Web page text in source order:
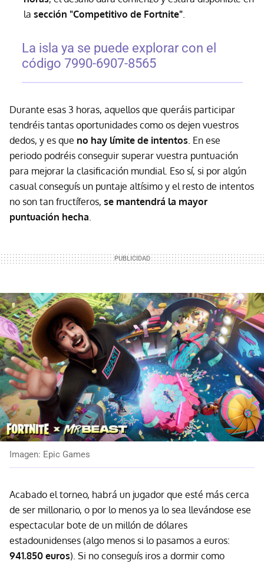
la sección "Competitivo de Fortnite"
La isla ya se puede explorar con el
código 7990-6907-8565
Durante esas 3 horas, aquellos que queráis participar
tendréis tantas oportunidades como os dejen vuestros
dedos, y es que no hay límite de intentos . En ese
periodo podréis conseguir superar vuestra puntuación
para mejorar la clasificación mundial. Eso sí, si por algún
casual conseguís un puntaje altísimo y el resto de intentos
no son tan fructíferos, se mantendrá la mayor
puntuación hecha
Imagen: Epic Games
Acabado el torneo, habrá un jugador que esté más cerca
de ser millonario, o por lo menos ya lo sea llevándose ese
espectacular bote de un millón de dólares
estadounidenses (algo menos si lo pasamos a euros:
941.850 euros). Si no conseguís iros a dormir como